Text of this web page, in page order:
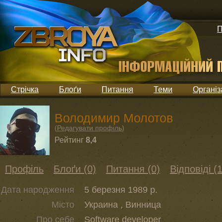
Стрічка Блоґи Питання Теми
Володимир Молотов
(Редагувати профіль)
Рейтинг 8,4
Профіль Блоґи (0) Питання (0) Відповіді
Дата народження
5 березня 1989 р.
Місто
Украина , Винница
Про себе
Software developer